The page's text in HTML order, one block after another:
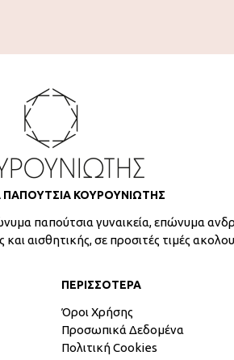
ΚΟΥΡΟΥΝΙΩΤΗΣ
παπούτσια γυναικεία, επώνυμα
αισθητικής, σε προσιτές τιμές
ΠΕΡΙΣΣΟΤΕΡΑ
Όροι Χρήσης
Προσωπικά Δεδομένα
Πολιτική Cookies